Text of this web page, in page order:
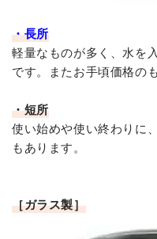
・長所
軽量なものが多く、水を
です。またお手頃価格の
・短所
使い始めや使い終わりに
もあります。
［ガラス製］